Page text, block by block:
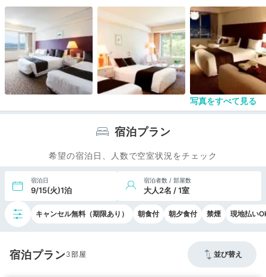
んジュースが美味しかったです。難を言えば、小皿
の他に大皿も欲しいです。ドリンク用の紙コップが
ガラス製なら言うことなしです。
写真をすべて見る
宿泊プラン
希望の宿泊日、人数で空室状況をチェック
宿泊日
9/15(火)1泊
宿泊者数 / 部屋数
大人2名 / 1室
キャンセル無料（期限あり） 朝食付 朝夕食付 禁煙 現地払い
宿泊プラン3 並び替え